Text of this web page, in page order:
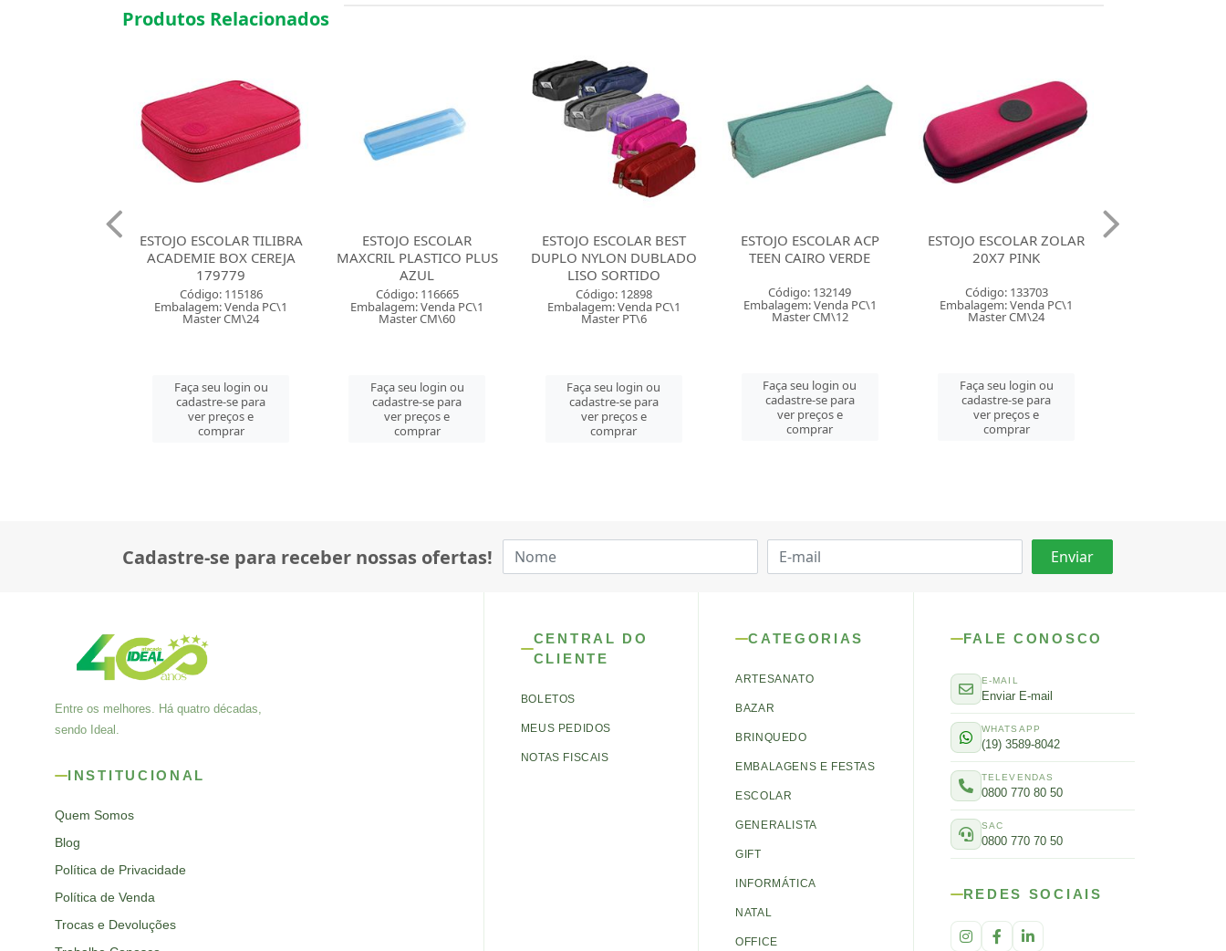
Produtos Relacionados
ESTOJO ESCOLAR
MAXCRIL PLASTICO PLUS
AZUL
Código: 116665
Embalagem: Venda PC\1
Master CM\60
Faça seu login ou
cadastre-se para
ver preços e
comprar
ESTOJO ESCOLAR BEST
DUPLO NYLON DUBLADO
LISO SORTIDO
Código: 12898
Embalagem: Venda PC\1
Master PT\6
Faça seu login ou
cadastre-se para
ver preços e
comprar
ESTOJO ESCOLAR ACP
TEEN CAIRO VERDE
Código: 132149
Embalagem: Venda PC\1
Master CM\12
Faça seu login ou
cadastre-se para
ver preços e
comprar
ESTOJO ESCOLAR ZOLAR
20X7 PINK
Código: 133703
Embalagem: Venda PC\1
Master CM\24
Faça seu login ou
cadastre-se para
ver preços e
comprar
ESTOJO ESCOLAR ZOLAR
20X14 VERMELHO
Código: 133727
Embalagem: Venda PC\1
Master CM\16
Faça seu login ou
cadastre-se para
ver preços e
comprar
Cadastre-se para receber nossas ofertas!
Entre os melhores. Há quatro décadas,
sendo Ideal.
INSTITUCIONAL
Quem Somos
Blog
Política de Privacidade
Política de Venda
Trocas e Devoluções
CENTRAL DO
CLIENTE
BOLETOS
MEUS PEDIDOS
NOTAS FISCAIS
CATEGORIAS
ARTESANATO
BAZAR
BRINQUEDO
EMBALAGENS E FESTAS
ESCOLAR
GENERALISTA
GIFT
INFORMÁTICA
NATAL
OFFICE
FALE CONOSCO
E-MAIL
Enviar E-mail
WHATSAPP
(19) 3589-8042
TELEVENDAS
0800 770 80 50
SAC
0800 770 70 50
REDES SOCIAIS